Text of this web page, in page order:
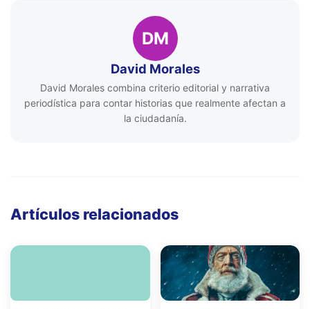
DM
David Morales
David Morales combina criterio editorial y narrativa
periodística para contar historias que realmente afectan a
la ciudadanía.
Artículos relacionados